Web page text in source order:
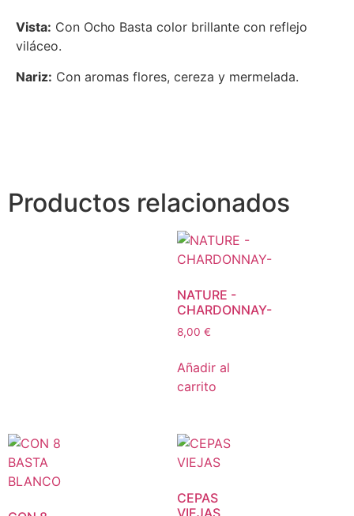
Vista: Con Ocho Basta color brillante con reflejo
viláceo.
Nariz: Con aromas flores, cereza y mermelada.
Productos relacionados
NATURE -
CHARDONNAY-
8,00 €
Añadir al
carrito
CEPAS
VIEJAS